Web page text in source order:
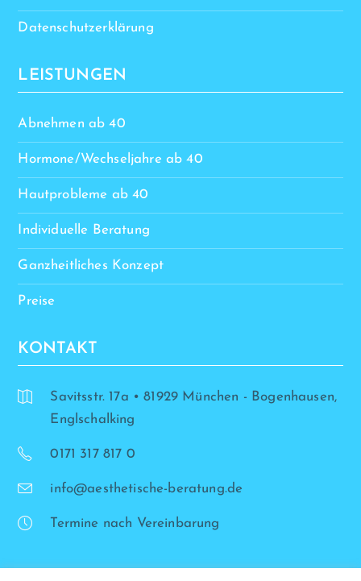
Datenschutzerklärung
LEISTUNGEN
Abnehmen ab 40
Hormone/Wechseljahre ab 40
Hautprobleme ab 40
Individuelle Beratung
Ganzheitliches Konzept
Preise
KONTAKT
Savitsstr. 17a • 81929 München - Bogenhausen,
Englschalking
0171 317 817 0
info@aesthetische-beratung.de
Termine nach Vereinbarung